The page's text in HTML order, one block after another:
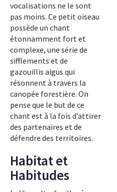
vocalisations ne le sont
pas moins. Ce petit oiseau
possède un chant
étonnamment fort et
complexe, une série de
sifflements et de
gazouillis aigus qui
résonnent à travers la
canopée forestière. On
pense que le but de ce
chant est à la fois d’attirer
des partenaires et de
défendre des territoires.
Habitat et
Habitudes